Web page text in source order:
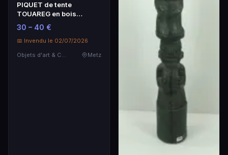
PIQUET de tente
TOUAREG en bois
sculpté.
30 – 40 €
📅 Invendu le 02/07/2026
Objets d'art & Curiosités
Metz